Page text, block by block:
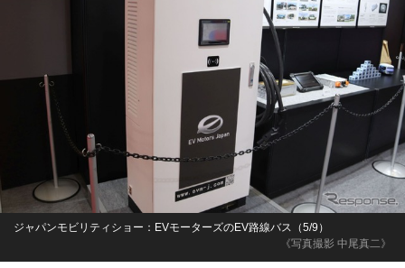
《写真撮影 中尾真二》
ジャパンモビリティショー：EVモーターズのEV路線バス（5/9）